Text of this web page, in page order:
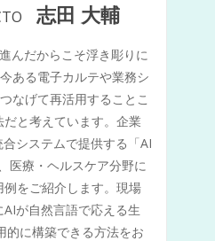
志田 大輔
んだからこそ浮き彫りに
ある電子カルテや業務シ
なげて再活用することこ
と考えています。企業
システムで提供する「AI
医療・ヘルスケア分野に
をご紹介します。現場
が自然言語で応える生
的に構築できる方法をお